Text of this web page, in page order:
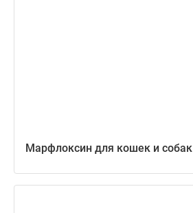
Марфлоксин для кошек и собак